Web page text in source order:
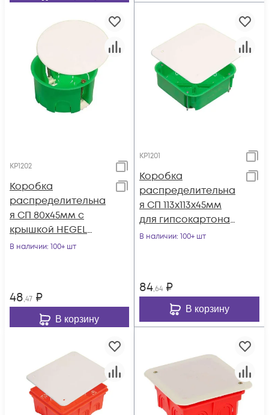
КР1202
Коробка
распределительна
я СП 80х45мм с
крышкой HEGEL
КР1202
В наличии: 100+ шт
48,47 ₽
В корзину
КР1201
Коробка
распределительна
я СП 113х113х45мм
для гипсокартона
HEGEL КР1201
В наличии: 100+ шт
84,64 ₽
В корзину